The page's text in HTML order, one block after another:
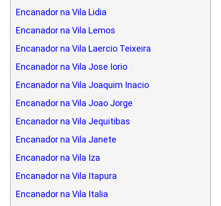
Encanador na Vila Lidia
Encanador na Vila Lemos
Encanador na Vila Laercio Teixeira
Encanador na Vila Jose Iorio
Encanador na Vila Joaquim Inacio
Encanador na Vila Joao Jorge
Encanador na Vila Jequitibas
Encanador na Vila Janete
Encanador na Vila Iza
Encanador na Vila Itapura
Encanador na Vila Italia